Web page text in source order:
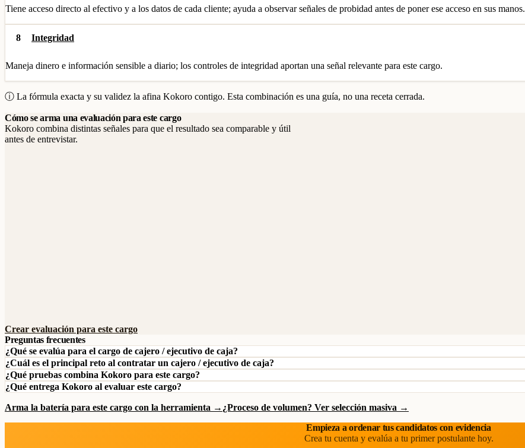
Tiene acceso directo al efectivo y a los datos de cada cliente; ayuda a observar señales de probidad antes de poner ese acceso en sus manos.
8 Integridad
Maneja dinero e información sensible a diario; los controles de integridad aportan una señal relevante para este cargo.
ⓘ La fórmula exacta y su validez la afina Kokoro contigo. Esta combinación es una guía, no una receta cerrada.
Cómo se arma una evaluación para este cargo
Kokoro combina distintas señales para que el resultado sea comparable y útil
antes de entrevistar.
Crear evaluación para este cargo
Preguntas frecuentes
¿Qué se evalúa para el cargo de cajero / ejecutivo de caja?
¿Cuál es el principal reto al contratar un cajero / ejecutivo de caja?
¿Qué pruebas combina Kokoro para este cargo?
¿Qué entrega Kokoro al evaluar este cargo?
Arma la batería para este cargo con la herramienta → ¿Proceso de volumen? Ver selección masiva →
Empieza a ordenar tus candidatos con evidencia
Crea tu cuenta y evalúa a tu primer postulante hoy.